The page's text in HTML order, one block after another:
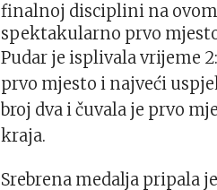
finalnoj disciplini na
spektakularno prvo
Pudar je isplivala vrijeme
prvo mjesto i najveći
broj dva i čuvala je prvo
kraja.
Srebrena medalja pripala